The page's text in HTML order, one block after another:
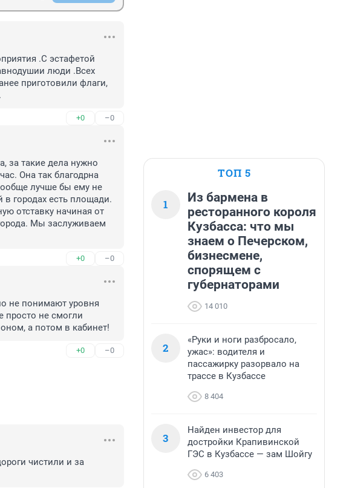
.С эстафетой
люди .Всех
приготовили флаги,
+0 –0
за такие дела нужно
Она так благодрна
лучше бы ему не
в городах есть площади.
отставку начиная от
Мы заслуживаем
+0 –0
не понимают уровня
просто не смогли
а потом в кабинет!
+0 –0
чистили и за
ТОП 5
1
Из бармена в
ресторанного короля
Кузбасса: что мы
знаем о Печерском,
бизнесмене,
спорящем с
губернаторами
14 010
2
«Руки и ноги разбросало,
ужас»: водителя и
пассажирку разорвало на
трассе в Кузбассе
8 404
3
Найден инвестор для
достройки Крапивинской
ГЭС в Кузбассе — зам Шойгу
6 403